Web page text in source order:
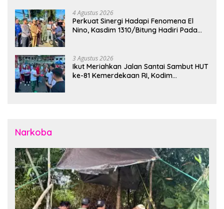
Bencana
4 Agustus 2026
Perkuat Sinergi Hadapi Fenomena El
Nino, Kasdim 1310/Bitung Hadiri Pada
3 Agustus 2026
Ikut Meriahkan Jalan Santai Sambut HUT
ke-81 Kemerdekaan RI, Kodim
Narkoba